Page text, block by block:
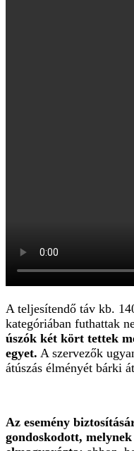
A teljesítendő táv kb.
kategóriában futhattak
úszók két kört tettek
egyet. A szervezők
átúszás élményét bárki
Az esemény
gondoskodott,